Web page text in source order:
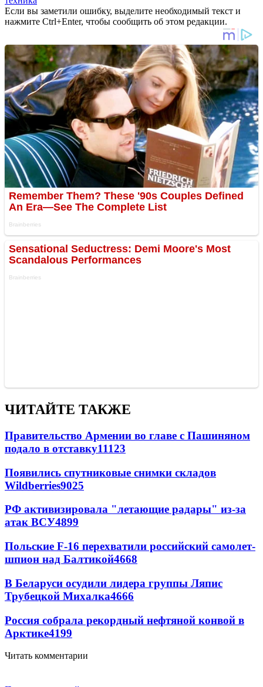
Если вы заметили ошибку, выделите необходимый текст и
нажмите Ctrl+Enter, чтобы сообщить об этом редакции.
ЧИТАЙТЕ ТАКЖЕ
Правительство Армении во главе с Пашиняном
подало в отставку11123
Появились спутниковые снимки складов
Wildberries9025
РФ активизировала "летающие радары" из-за
атак ВСУ4899
Польские F-16 перехватили российский самолет-
шпион над Балтикой4668
В Беларуси осудили лидера группы Ляпис
Трубецкой Михалка4666
Россия собрала рекордный нефтяной конвой в
Арктике4199
Читать комментарии